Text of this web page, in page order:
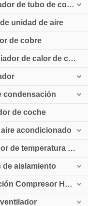
Condensador de tubo de cobre enfriado por aire
unidad de aire
de cobre
Intercambiador de calor de cobre
condensación
de coche
aire acondicionado
Controlador de temperatura digital
de aislamiento
Refrigeración Compresor HollySnow